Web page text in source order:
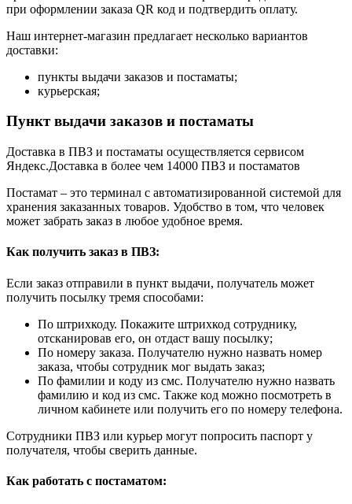
при оформлении заказа QR код и подтвердить оплату.
Наш интернет-магазин предлагает несколько вариантов
доставки:
пункты выдачи заказов и постаматы;
курьерская;
Пункт выдачи заказов и постаматы
Доставка в ПВЗ и постаматы осуществляется сервисом
Яндекс.Доставка в более чем 14000 ПВЗ и постаматов
Постамат – это терминал с автоматизированной системой для
хранения заказанных товаров. Удобство в том, что человек
может забрать заказ в любое удобное время.
Как получить заказ в ПВЗ:
Если заказ отправили в пункт выдачи, получатель может
получить посылку тремя способами:
По штрихкоду. Покажите штрихкод сотруднику,
отсканировав его, он отдаст вашу посылку;
По номеру заказа. Получателю нужно назвать номер
заказа, чтобы сотрудник мог выдать заказ;
По фамилии и коду из смс. Получателю нужно назвать
фамилию и код из смс. Также код можно посмотреть в
личном кабинете или получить его по номеру телефона.
Сотрудники ПВЗ или курьер могут попросить паспорт у
получателя, чтобы сверить данные.
Как работать с постаматом: